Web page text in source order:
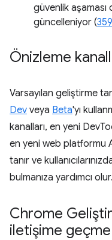
güvenlik
güncelleniyor (
Önizleme
Varsayılan geliştirme
Dev veya Beta'yı
kanalları, en yeni
en yeni web platformu
tanır ve
bulmanıza yardımcı olur.
Chrome
iletişime geçme